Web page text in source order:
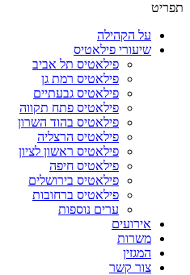
תפריט
על הקהילה
שיעורי פילאטיס
פילאטיס תל אביב
פילאטיס רמת גן
פילאטיס גבעתיים
פילאטיס פתח תקווה
פילאטיס בהוד השרון
פילאטיס הרצליה
פילאטיס ראשון לציון
פילאטיס חיפה
פילאטיס בירושלים
פילאטיס ברחובות
ערים נוספות
אירועים
משרות
המגזין
צור קשר